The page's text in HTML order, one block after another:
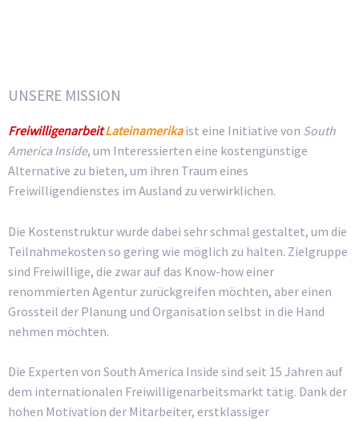
UNSERE MISSION
FreiwilligenarbeitLateinamerikaist eine Initiative von South
America Inside, um Interessierten eine kostengünstige
Alternative zu bieten, um ihren Traum eines
Freiwilligendienstes im Ausland zu verwirklichen.
Die Kostenstruktur wurde dabei sehr schmal gestaltet, um die
Teilnahmekosten so gering wie möglich zu halten. Zielgruppe
sind Freiwillige, die zwar auf das Know-how einer
renommierten Agentur zurückgreifen möchten, aber einen
Grossteil der Planung und Organisation selbst in die Hand
nehmen möchten.
Die Experten von South America Inside sind seit 15 Jahren auf
dem internationalen Freiwilligenarbeitsmarkt tätig. Dank der
hohen Motivation der Mitarbeiter, erstklassiger